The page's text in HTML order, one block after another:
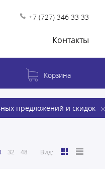
+7 (727) 346 33 33
Контакты
предложений и скидок
Корзина
32 48 Вид: